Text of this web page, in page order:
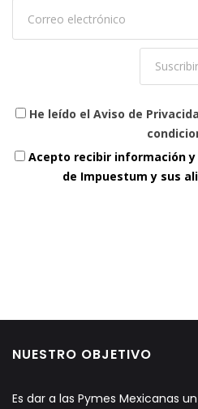
He leído el Aviso de
Acepto recibir información y
de Impuestum y sus
NUESTRO OBJETIVO
Es dar a las Pymes Mexicanas un